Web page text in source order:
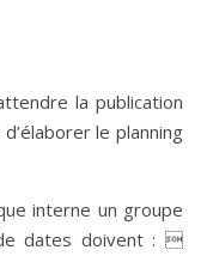
la publication
le planning
interne un groupe
dates doivent : 